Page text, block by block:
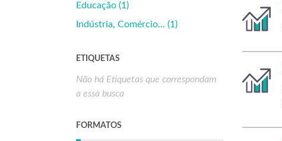
Educação (1)
Indústria, Comércio... (1)
ETIQUETAS
Não há Etiquetas que correspondam
a essa busca
FORMATOS